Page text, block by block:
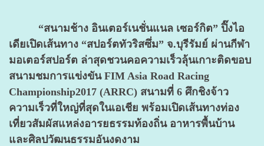
“สนามช้าง อินเตอร์เนชั่นแนล เซอร์กิต” ปิ๊งไอ
เดียเปิดเส้นทาง “สปอร์ตทัวริสซึ่ม” จ.บุรีรัมย์ ผ่านกีฬา
มอเตอร์สปอร์ต ล่าสุดชวนคอความเร็วลุ้นเกาะติดขอบ
สนามชมการแข่งขัน FIM Asia Road Racing
Championship2017 (ARRC) สนามที่ 6 ศึกชิงจ้าว
ความเร็วที่ใหญ่ที่สุดในเอเชีย พร้อมเปิดเส้นทางท่อง
เที่ยวสัมผัสแหล่งอารยธรรมท้องถิ่น อาหารพื้นบ้าน
และศิลปวัฒนธรรมอันงดงาม